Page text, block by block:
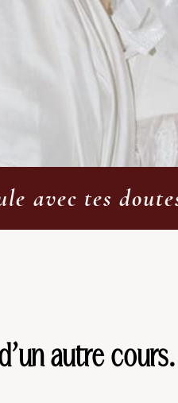
avec tes
autre cours.